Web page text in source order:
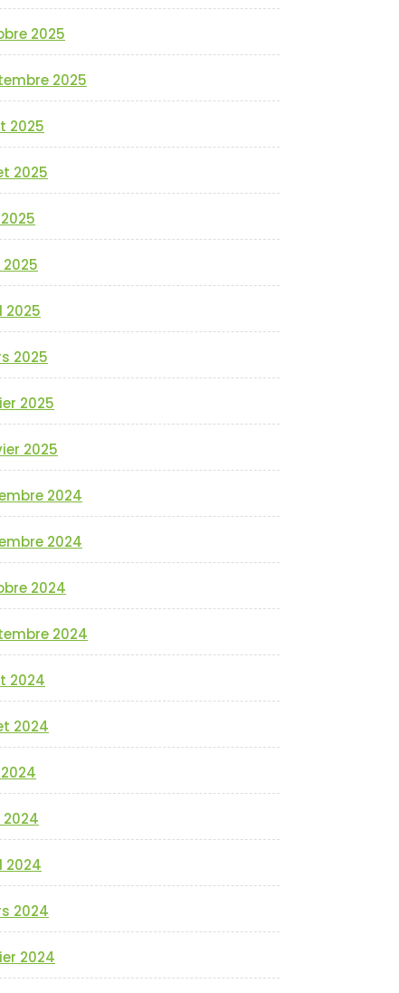
2025
2025
2025
2025
2025
2025
2025
2025
2024
2024
2024
2024
2024
2024
2024
2024
2024